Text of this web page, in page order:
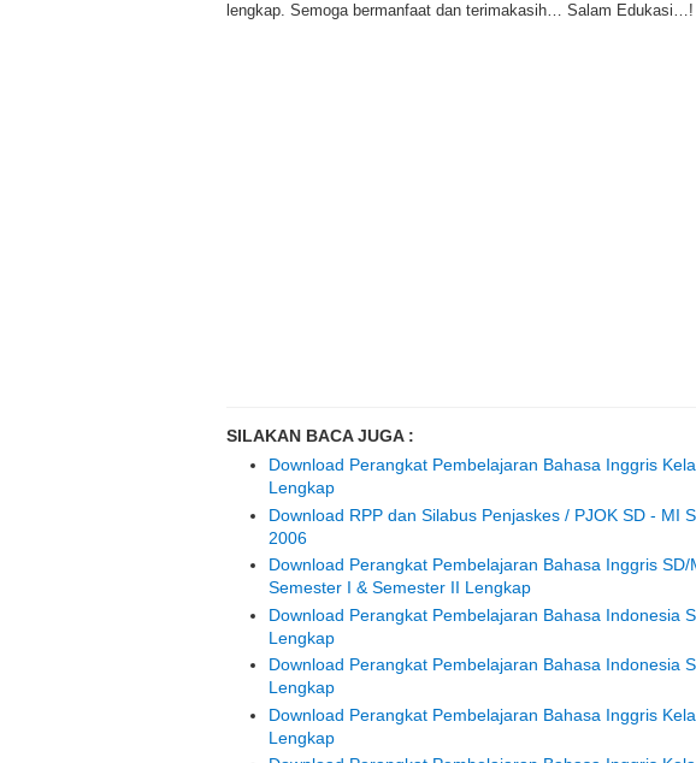
lengkap. Semoga bermanfaat dan terimakasih… Salam Edukasi…!
SILAKAN BACA JUGA :
Download Perangkat Pembelajaran Bahasa Inggris
Lengkap
Download RPP dan Silabus Penjaskes / PJOK SD - MI
2006
Download Perangkat Pembelajaran Bahasa Inggris
Semester I & Semester II Lengkap
Download Perangkat Pembelajaran Bahasa Indonesia
Lengkap
Download Perangkat Pembelajaran Bahasa Indonesia
Lengkap
Download Perangkat Pembelajaran Bahasa Inggris
Lengkap